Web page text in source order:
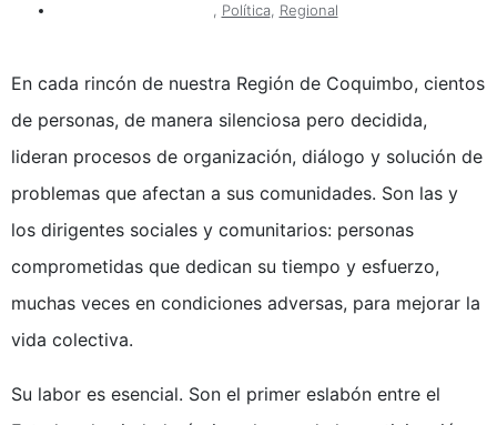
Política, Regional
En cada rincón de nuestra Región de Coquimbo, cientos
de personas, de manera silenciosa pero decidida,
lideran procesos de organización, diálogo y solución de
problemas que afectan a sus comunidades. Son las y
los dirigentes sociales y comunitarios: personas
comprometidas que dedican su tiempo y esfuerzo,
muchas veces en condiciones adversas, para mejorar la
vida colectiva.
Su labor es esencial. Son el primer eslabón entre el